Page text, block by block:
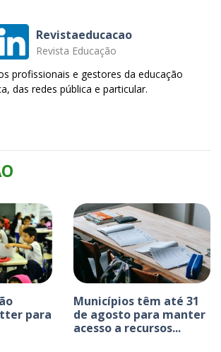
Revistaeducacao
Revista Educação
profissionais e gestores da educação
das redes pública e particular.
para
Municípios têm até 31
de agosto para manter
acesso a recursos...